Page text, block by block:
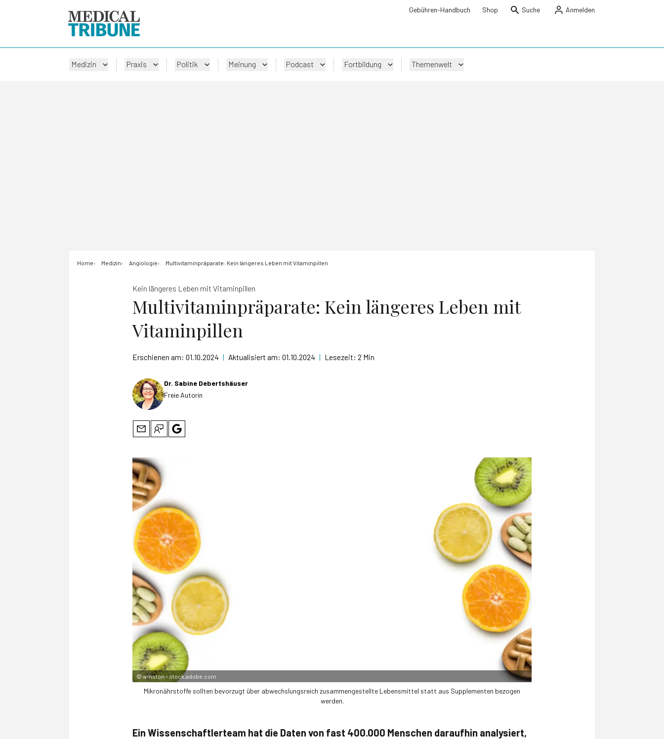
Gebühren-Handbuch Shop Suche Anmelden
Medizin Praxis Politik Meinung Podcast Fortbildung Themenwelt
Home Medizin Angiologie Multivitaminpräparate: Kein längeres Leben mit Vitaminpillen
Kein längeres Leben mit Vitaminpillen
Multivitaminpräparate: Kein längeres Leben mit
Vitaminpillen
Erschienen am: 01.10.2024 | Aktualisiert am: 01.10.2024 | Lesezeit: 2 Min
Dr. Sabine Debertshäuser
Freie Autorin
© winston – stock.adobe.com
Mikronährstoffe sollten bevorzugt über abwechslungsreich zusammengestellte Lebensmittel statt aus Supplementen bezogen
werden.
Ein Wissenschaftlerteam hat die Daten von fast 400.000 Menschen daraufhin analysiert,